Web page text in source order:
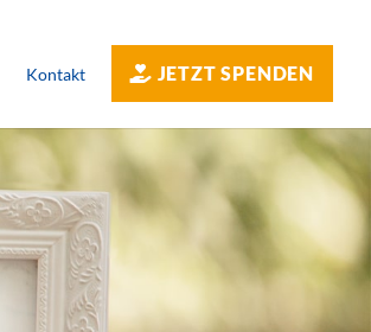
Kontakt JETZT SPENDEN